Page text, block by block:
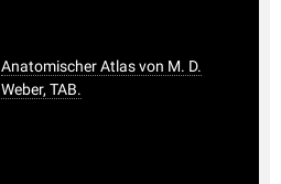
Anatomischer Atlas von M. D.
Weber, TAB.